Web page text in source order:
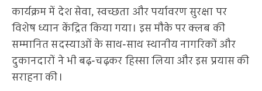
कार्यक्रम में देश सेवा, स्वच्छता और पर्यावरण सुरक्षा पर
विशेष ध्यान केंद्रित किया गया। इस मौके पर क्लब की
सम्मानित सदस्याओं के साथ-साथ स्थानीय नागरिकों और
दुकानदारों ने भी बढ़-चढ़कर हिस्सा लिया और इस प्रयास की
सराहना की।